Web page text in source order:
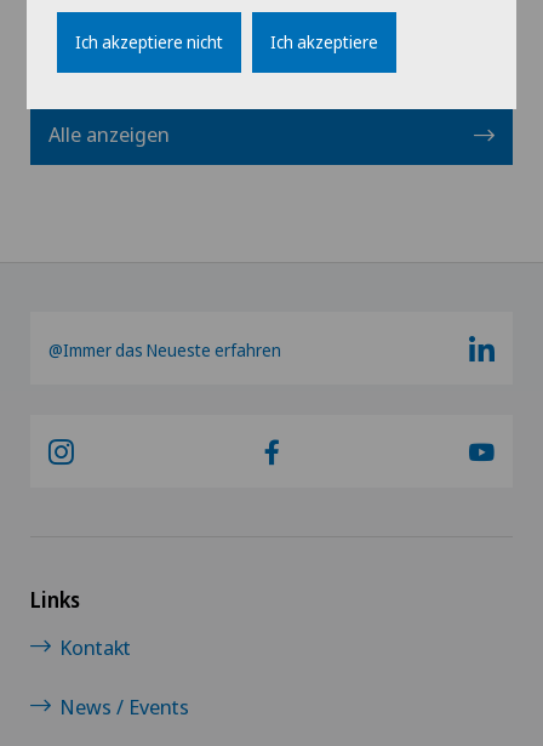
Alle anzeigen
@Immer das Neueste erfahren
Links
Kontakt
News / Events
Ich akzeptiere nicht Ich akzeptiere